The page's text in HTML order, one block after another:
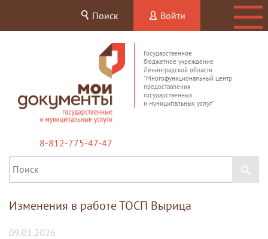
Поиск Войти
Государственное
бюджетное учреждение
Ленинградской области
"Многофункциональный центр
предоставления
государственных
и муниципальных услуг"
8-812-775-47-47
Изменения в работе ТОСП Вырица
09.01.2026